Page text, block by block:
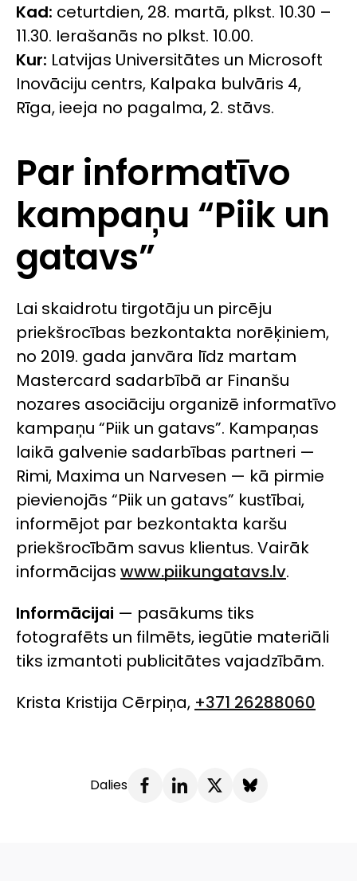
Kad: ceturtdien, 28. martā, plkst. 10.30 –
11.30. Ierašanās no plkst. 10.00.
Kur: Latvijas Universitātes un Microsoft
Inovāciju centrs, Kalpaka bulvāris 4,
Rīga, ieeja no pagalma, 2. stāvs.
Par informatīvo
kampaņu “Piik un
gatavs”
Lai skaidrotu tirgotāju un pircēju
priekšrocības bezkontakta norēķiniem,
no 2019. gada janvāra līdz martam
Mastercard sadarbībā ar Finanšu
nozares asociāciju organizē informatīvo
kampaņu “Piik un gatavs”. Kampaņas
laikā galvenie sadarbības partneri —
Rimi, Maxima un Narvesen — kā pirmie
pievienojās “Piik un gatavs” kustībai,
informējot par bezkontakta karšu
priekšrocībām savus klientus. Vairāk
informācijas www.piikungatavs.lv.
Informācijai — pasākums tiks
fotografēts un filmēts, iegūtie materiāli
tiks izmantoti publicitātes vajadzībām.
Krista Kristija Cērpiņa, +371 26288060
Dalies